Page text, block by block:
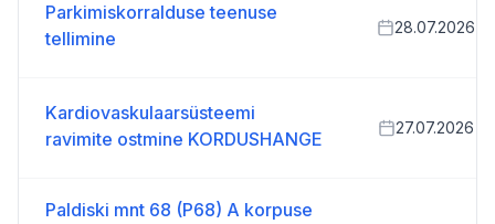
Parkimiskorralduse teenuse
tellimine
28.07.2026
Kardiovaskulaarsüsteemi
ravimite ostmine KORDUSHANGE
27.07.2026
Paldiski mnt 68 (P68) A korpuse